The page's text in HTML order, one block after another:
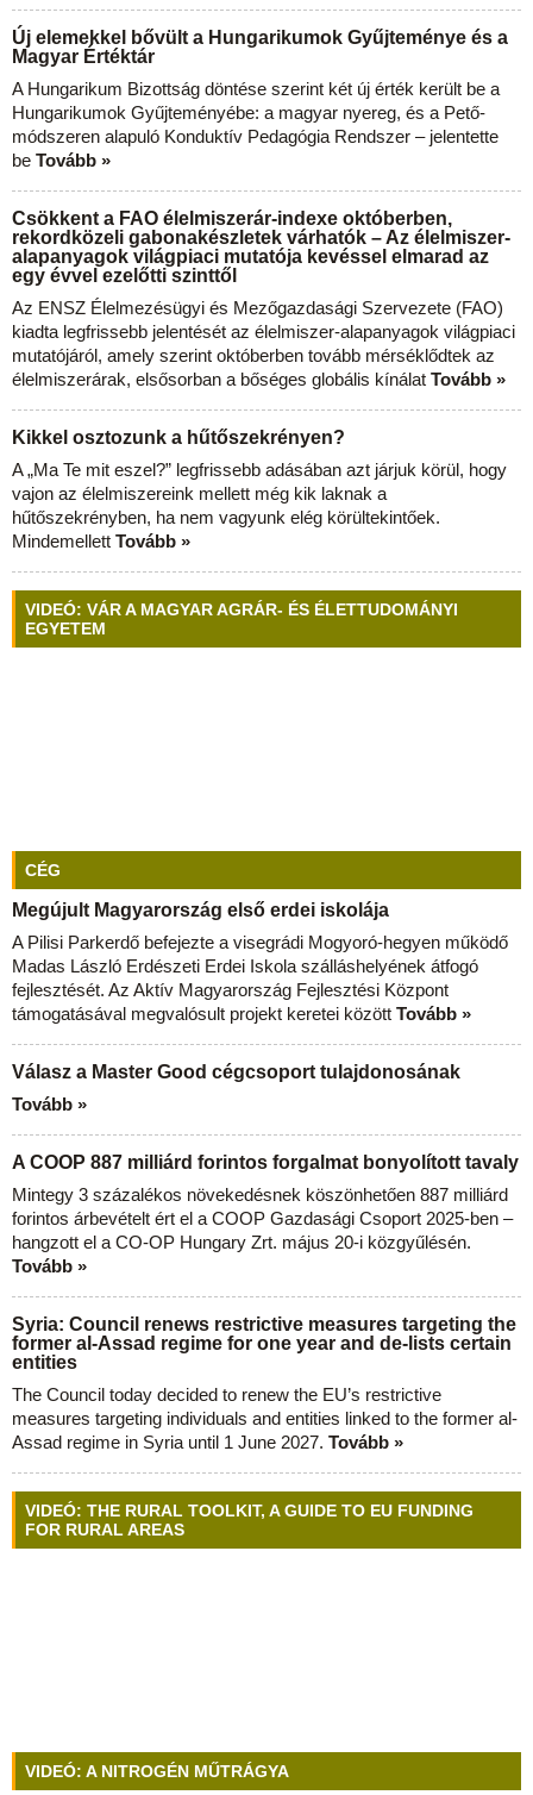
Új elemekkel bővült a Hungarikumok Gyűjteménye és a
Magyar Értéktár
A Hungarikum Bizottság döntése szerint két új érték került be a
Hungarikumok Gyűjteményébe: a magyar nyereg, és a Pető-
módszeren alapuló Konduktív Pedagógia Rendszer – jelentette
be Tovább »
Csökkent a FAO élelmiszerár-indexe októberben,
rekordközeli gabonakészletek várhatók – Az élelmiszer-
alapanyagok világpiaci mutatója kevéssel elmarad az
egy évvel ezelőtti szinttől
Az ENSZ Élelmezésügyi és Mezőgazdasági Szervezete (FAO)
kiadta legfrissebb jelentését az élelmiszer-alapanyagok világpiaci
mutatójáról, amely szerint októberben tovább mérséklődtek az
élelmiszerárak, elsősorban a bőséges globális kínálat Tovább »
Kikkel osztozunk a hűtőszekrényen?
A „Ma Te mit eszel?” legfrissebb adásában azt járjuk körül, hogy
vajon az élelmiszereink mellett még kik laknak a
hűtőszekrényben, ha nem vagyunk elég körültekintőek.
Mindemellett Tovább »
VIDEÓ: VÁR A MAGYAR AGRÁR- ÉS ÉLETTUDOMÁNYI
EGYETEM
CÉG
Megújult Magyarország első erdei iskolája
A Pilisi Parkerdő befejezte a visegrádi Mogyoró-hegyen működő
Madas László Erdészeti Erdei Iskola szálláshelyének átfogó
fejlesztését. Az Aktív Magyarország Fejlesztési Központ
támogatásával megvalósult projekt keretei között Tovább »
Válasz a Master Good cégcsoport tulajdonosának
Tovább »
A COOP 887 milliárd forintos forgalmat bonyolított tavaly
Mintegy 3 százalékos növekedésnek köszönhetően 887 milliárd
forintos árbevételt ért el a COOP Gazdasági Csoport 2025-ben –
hangzott el a CO-OP Hungary Zrt. május 20-i közgyűlésén.
Tovább »
Syria: Council renews restrictive measures targeting the
former al-Assad regime for one year and de-lists certain
entities
The Council today decided to renew the EU’s restrictive
measures targeting individuals and entities linked to the former al-
Assad regime in Syria until 1 June 2027. Tovább »
VIDEÓ: THE RURAL TOOLKIT, A GUIDE TO EU FUNDING
FOR RURAL AREAS
VIDEÓ: A NITROGÉN MŰTRÁGYA